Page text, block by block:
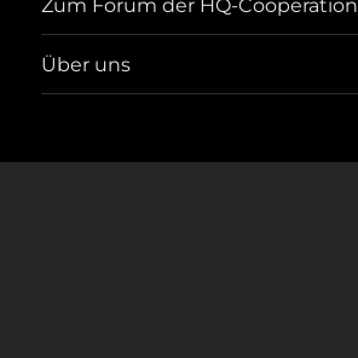
Zum Forum der HQ-Cooperation
Über uns